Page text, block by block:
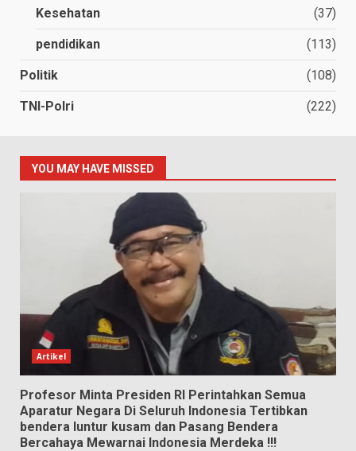
Kesehatan
(37)
pendidikan (113)
Politik (108)
TNI-Polri (222)
YOU MAY HAVE MISSED
Artikel
Profesor Minta Presiden RI Perintahkan Semua
Aparatur Negara Di Seluruh Indonesia Tertibkan
bendera luntur kusam dan Pasang Bendera
Bercahaya Mewarnai Indonesia Merdeka !!!